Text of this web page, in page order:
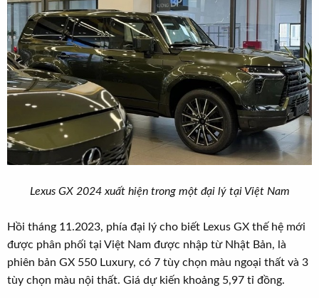
Lexus GX 2024 xuất hiện trong một đại lý tại Việt Nam
Hồi tháng 11.2023, phía đại lý cho biết Lexus GX thế hệ mới
được phân phối tại Việt Nam được nhập từ Nhật Bản, là
phiên bản GX 550 Luxury, có 7 tùy chọn màu ngoại thất và 3
tùy chọn màu nội thất. Giá dự kiến khoảng 5,97 tỉ đồng.